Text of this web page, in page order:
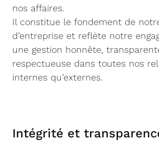
nos affaires.
Il constitue le fondement de
d’entreprise et reflète notre
une gestion honnête,
respectueuse dans toutes nos
internes qu’externes.
Intégrité et